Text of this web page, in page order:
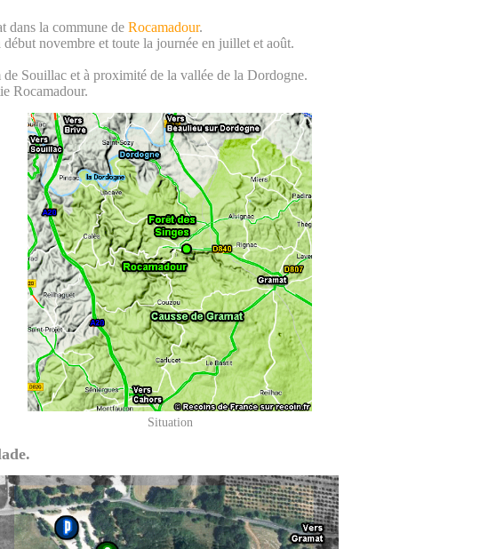
dans la commune de Rocamadour.
novembre et toute la journée en juillet et août.
Souillac et à proximité de la vallée de la Dordogne.
Rocamadour.
Situation